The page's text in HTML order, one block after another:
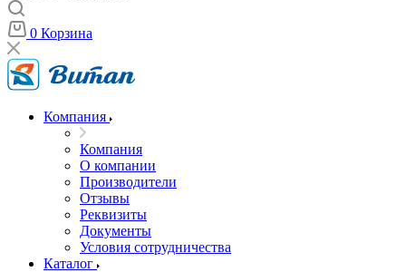
0 Корзина
Компания
Компания
О компании
Производители
Отзывы
Реквизиты
Документы
Условия сотрудничества
Каталог